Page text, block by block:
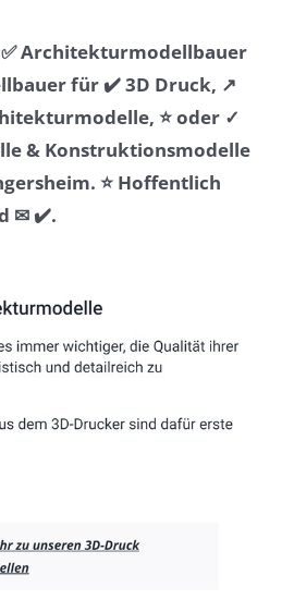
Architekturmodellbauer
für ✔️ 3D Druck, ↗️
⭐ oder ✓
& Konstruktionsmodelle
⭐ Hoffentlich
✉ ✔️.